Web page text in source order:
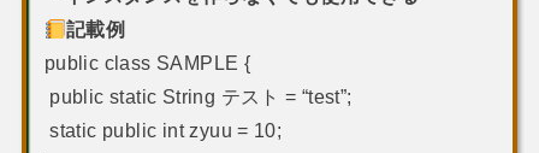
記載例
public class SAMPLE {
public static String テスト = “test”;
static public int zyuu = 10;